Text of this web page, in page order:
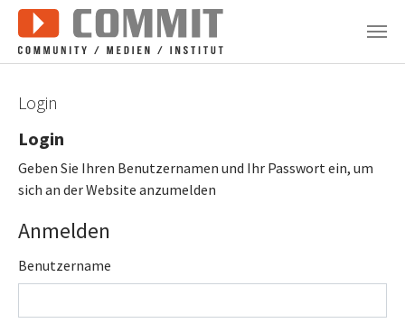
Zum Hauptinhalt springen
Login
Login
Geben Sie Ihren Benutzernamen und Ihr Passwort ein, um
sich an der Website anzumelden
Anmelden
Benutzername